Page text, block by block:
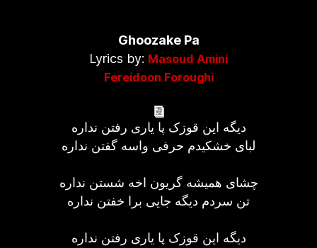
Ghoozake Pa
Lyrics by: Masoud Amini
Fereidoon Foroughi
دیگه این قوزک پا یاری رفتن نداره
لبای خشکیدم حرفی واسه گفتن نداره
چشای همیشه گریون اخه شستن نداره
تن سردم دیگه جایی برا خفتن نداره
دیگه این قوزک پا یاری رفتن نداره